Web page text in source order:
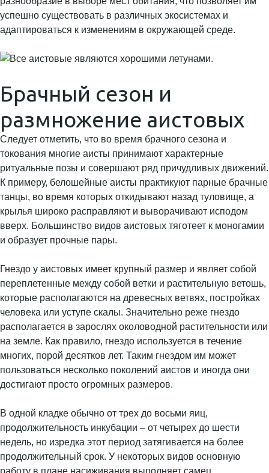
успешно существовать в различных экосистемах и
адаптироваться к изменениям в окружающей среде.
Брачный сезон и
размножение аистовых
Следует отметить, что во время брачного сезона и
токования многие аисты принимают характерные
ритуальные позы и совершают ряд причудливых движений.
К примеру, белошейные аисты практикуют парные брачные
танцы, во время которых откидывают назад туловище, а
крылья широко расправляют и выворачивают исподом
вверх. Большинство видов аистовых тяготеет к моногамии
и образует прочные пары.
Гнездо у аистовых имеет крупный размер и являет собой
переплетенные между собой ветки и растительную ветошь,
которые располагаются на древесных ветвях, постройках
человека или уступе скалы. Значительно реже гнездо
располагается в зарослях околоводной растительности или
на земле. Как правило, гнездо используется в течение
многих, порой десятков лет. Таким гнездом им может
пользоваться несколько поколений аистов и иногда они
достигают просто огромных размеров.
В одной кладке обычно от трех до восьми яиц,
продолжительность инкубации – от четырех до шести
недель, но изредка этот период затягивается на более
продолжительный срок. У некоторых видов основную
работу в плане насиживания выполняет самец.